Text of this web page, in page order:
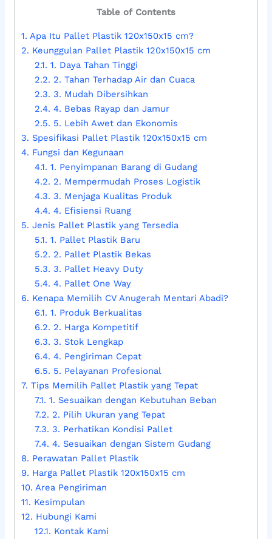
Table of Contents
1. Apa Itu Pallet Plastik 120x150x15 cm?
2. Keunggulan Pallet Plastik 120x150x15 cm
2.1. 1. Daya Tahan Tinggi
2.2. 2. Tahan Terhadap Air dan Cuaca
2.3. 3. Mudah Dibersihkan
2.4. 4. Bebas Rayap dan Jamur
2.5. 5. Lebih Awet dan Ekonomis
3. Spesifikasi Pallet Plastik 120x150x15 cm
4. Fungsi dan Kegunaan
4.1. 1. Penyimpanan Barang di Gudang
4.2. 2. Mempermudah Proses Logistik
4.3. 3. Menjaga Kualitas Produk
4.4. 4. Efisiensi Ruang
5. Jenis Pallet Plastik yang Tersedia
5.1. 1. Pallet Plastik Baru
5.2. 2. Pallet Plastik Bekas
5.3. 3. Pallet Heavy Duty
5.4. 4. Pallet One Way
6. Kenapa Memilih CV Anugerah Mentari Abadi?
6.1. 1. Produk Berkualitas
6.2. 2. Harga Kompetitif
6.3. 3. Stok Lengkap
6.4. 4. Pengiriman Cepat
6.5. 5. Pelayanan Profesional
7. Tips Memilih Pallet Plastik yang Tepat
7.1. 1. Sesuaikan dengan Kebutuhan Beban
7.2. 2. Pilih Ukuran yang Tepat
7.3. 3. Perhatikan Kondisi Pallet
7.4. 4. Sesuaikan dengan Sistem Gudang
8. Perawatan Pallet Plastik
9. Harga Pallet Plastik 120x150x15 cm
10. Area Pengiriman
11. Kesimpulan
12. Hubungi Kami
12.1. Kontak Kami